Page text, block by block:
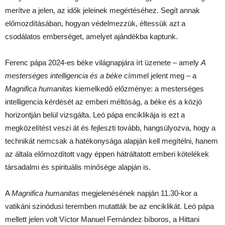
merítve a jelen, az idők jeleinek megértéséhez. Segít annak
előmozdításában, hogyan védelmezzük, éltessük azt a
csodálatos emberséget, amelyet ajándékba kaptunk.
Ferenc pápa 2024-es béke világnapjára írt üzenete – amely A
mesterséges intelligencia és a béke címmel jelent meg – a
Magnifica humanitas kiemelkedő előzménye: a mesterséges
intelligencia kérdését az emberi méltóság, a béke és a közjó
horizontján belül vizsgálta. Leó pápa enciklikája is ezt a
megközelítést veszi át és fejleszti tovább, hangsúlyozva, hogy a
technikát nemcsak a hatékonysága alapján kell megítélni, hanem
az általa előmozdított vagy éppen hátráltatott emberi kötelékek
társadalmi és spirituális minősége alapján is.
AMagnifica humanitas megjelenésének napján 11.30-kor a
vatikáni szinódusi teremben mutatták be az enciklikát. Leó pápa
mellett jelen volt Víctor Manuel Fernández bíboros, a Hittani